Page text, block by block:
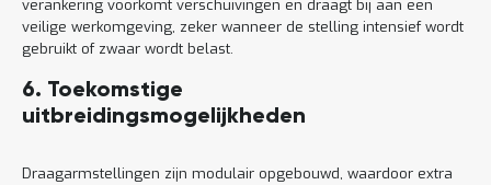
verankering voorkomt verschuivingen en draagt bij aan een
veilige werkomgeving, zeker wanneer de stelling intensief wordt
gebruikt of zwaar wordt belast.
6. Toekomstige
uitbreidingsmogelijkheden
Draagarmstellingen zijn modulair opgebouwd, waardoor extra